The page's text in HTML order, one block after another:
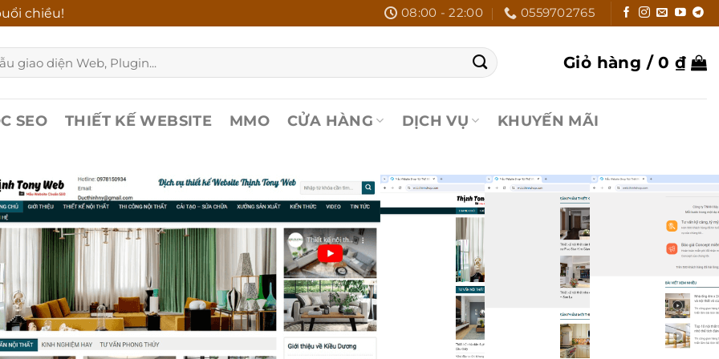
chiều! 08:00 - 22:00 0559702765
Giỏ hàng /0₫
SEO THIẾT KẾ WEBSITE MMO CỬA HÀNG DỊCH VỤ KHUYẾN MÃI